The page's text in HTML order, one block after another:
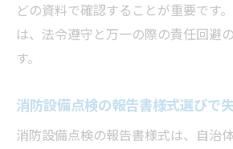
どの資料で確認することが重要です
は、法令遵守と万一の際の責任回避
す。
消防設備点検の報告書様式選びで
消防設備点検の報告書様式は、自治